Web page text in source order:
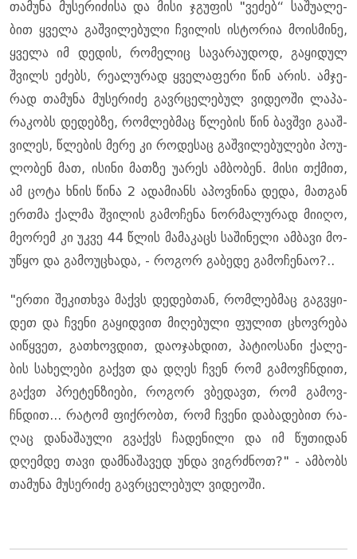
თა­მუ­ნა მუ­სე­რი­ძი­სა და მისი ჯგუ­ფის "ვე­ძებ“ სა­შუ­ა­ლე­
ბით ყვე­ლა გაშ­ვი­ლე­ბუ­ლი ჩვი­ლის ის­ტო­რია მო­ის­მი­ნე,
ყვე­ლა იმ დე­დის, რო­მე­ლიც სა­ვა­რა­უ­დოდ, გა­ყი­დულ
შვილს ეძებს, რე­ა­ლუ­რად ყვე­ლა­ფე­რი წინ არის. ამ­ჯე­
რად თა­მუ­ნა მუ­სე­რი­ძე გავ­რცე­ლე­ბულ ვი­დე­ო­ში ლა­პა­
რა­კობს დე­დებ­ზე, რომ­ლებ­მაც წლე­ბის წინ ბავ­შვი გა­აშ­
ვი­ლეს, წლე­ბის მერე კი რო­დე­საც გაშ­ვი­ლე­ბუ­ლე­ბი პო­უ­
ლო­ბენ მათ, ისი­ნი მათ­ზე უა­რეს ამ­ბო­ბენ. მისი თქმით,
ამ ცოტა ხნის წინა 2 ადა­მი­ანს აპოვ­ნი­ნა დედა, მათ­გან
ერ­თმა ქალ­მა შვი­ლის გა­მო­ჩე­ნა ნორ­მა­ლუ­რად მი­ი­ღო,
მე­ო­რემ კი უკვე 44 წლის მა­მა­კაცს სა­ში­ნე­ლი ამ­ბა­ვი მო­
უ­წყო და გა­მო­უ­ცხა­და, - რო­გორ გა­ბე­დე გა­მო­ჩე­ნაო?..
"ერთი შე­კი­თხვა მაქვს დე­დებ­თან, რომ­ლებ­მაც გაგ­ვყი­
დეთ და ჩვე­ნი გა­ყიდ­ვით მი­ღე­ბუ­ლი ფუ­ლით ცხოვ­რე­ბა
აი­წყვეთ, გა­თხოვ­დით, და­ო­ჯახ­დით, პა­ტი­ო­სა­ნი ქა­ლე­
ბის სა­ხე­ლე­ბი გაქვთ და დღეს ჩვენ რომ გა­მოვ­ჩნდით,
გაქვთ პრე­ტენ­ზი­ე­ბი, რო­გორ ვბე­დავთ, რომ გა­მოვ­
ჩნდით... რა­ტომ ფიქ­რობთ, რომ ჩვე­ნი და­ბა­დე­ბით რა­
ღაც და­ნა­შა­უ­ლი გვაქვს ჩა­დე­ნი­ლი და იმ წუ­თი­დან
დღემ­დე თავი დამ­ნა­შა­ვედ უნდა ვიგ­რძნოთ?" - ამ­ბობს
თა­მუ­ნა მუ­სე­რი­ძე გავ­რცე­ლე­ბულ ვი­დე­ო­ში.